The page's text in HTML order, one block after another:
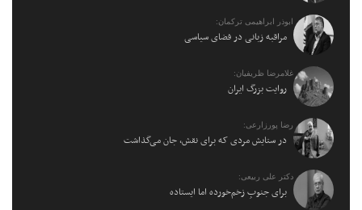
ابوذر ابراهیمی ترکمان:
مراقبه زبانی در فضای سیاسی
غلامرضا ظریفیان:
روایت بزرگ ایران
رضا پورزارعی:
در ستایش مردی که برای نقش، جان می‌گذاشت
دکتر علی ربیعی:
برای جنوبِ زخم‌خورده اما ایستاده